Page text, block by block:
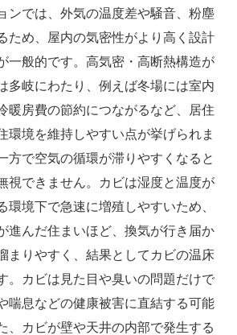
ンでは、外気の温度差や騒音、粉塵
ため、屋内の気密性がより高く設計
一般的です。高気密・高断熱構造が
多岐にわたり、例えば冬場には室内
暖房費の節約につながるなど、居住
環境を維持しやすい点が挙げられま
方で空気の循環が滞りやすくなると
視できません。カビは湿度と温度が
環境下で急速に増殖しやすいため、
進んだ住まいほど、換気が行き届か
まりやすく、結果としてカビの温床
。カビは見た目や臭いの問題だけで
喘息などの健康被害に直結する可能
、カビが壁や天井の内部で発生する